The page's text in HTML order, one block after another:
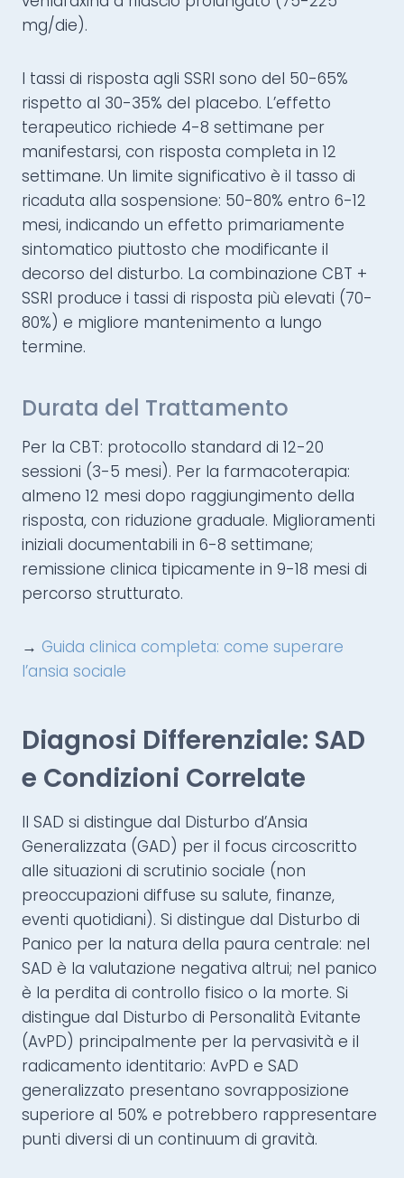
mg/die).
I tassi di risposta agli SSRI sono del 50-65%
rispetto al 30-35% del placebo. L’effetto
terapeutico richiede 4-8 settimane per
manifestarsi, con risposta completa in 12
settimane. Un limite significativo è il tasso di
ricaduta alla sospensione: 50-80% entro 6-12
mesi, indicando un effetto primariamente
sintomatico piuttosto che modificante il
decorso del disturbo. La combinazione CBT +
SSRI produce i tassi di risposta più elevati (70-
80%) e migliore mantenimento a lungo
termine.
Durata del Trattamento
Per la CBT: protocollo standard di 12-20
sessioni (3-5 mesi). Per la farmacoterapia:
almeno 12 mesi dopo raggiungimento della
risposta, con riduzione graduale. Miglioramenti
iniziali documentabili in 6-8 settimane;
remissione clinica tipicamente in 9-18 mesi di
percorso strutturato.
→ Guida clinica completa: come superare
l’ansia sociale
Diagnosi Differenziale: SAD
e Condizioni Correlate
Il SAD si distingue dal Disturbo d’Ansia
Generalizzata (GAD) per il focus circoscritto
alle situazioni di scrutinio sociale (non
preoccupazioni diffuse su salute, finanze,
eventi quotidiani). Si distingue dal Disturbo di
Panico per la natura della paura centrale: nel
SAD è la valutazione negativa altrui; nel panico
è la perdita di controllo fisico o la morte. Si
distingue dal Disturbo di Personalità Evitante
(AvPD) principalmente per la pervasività e il
radicamento identitario: AvPD e SAD
generalizzato presentano sovrapposizione
superiore al 50% e potrebbero rappresentare
punti diversi di un continuum di gravità.